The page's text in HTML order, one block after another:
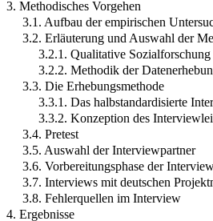
3. Methodisches Vorgehen
3.1. Aufbau der empirischen
3.2. Erläuterung und Auswahl der
3.2.1. Qualitative Sozialforschung
3.2.2. Methodik der
3.3. Die Erhebungsmethode
3.3.1. Das halbstandardisierte
3.3.2. Konzeption des
3.4. Pretest
3.5. Auswahl der Interviewpartner
3.6. Vorbereitungsphase der
3.7. Interviews mit deutschen
3.8. Fehlerquellen im Interview
4. Ergebnisse